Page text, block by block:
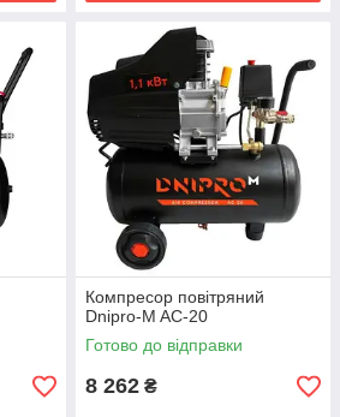
Компресор повітряний
Dnipro-M AC-20
Готово до відправки
8 262 ₴